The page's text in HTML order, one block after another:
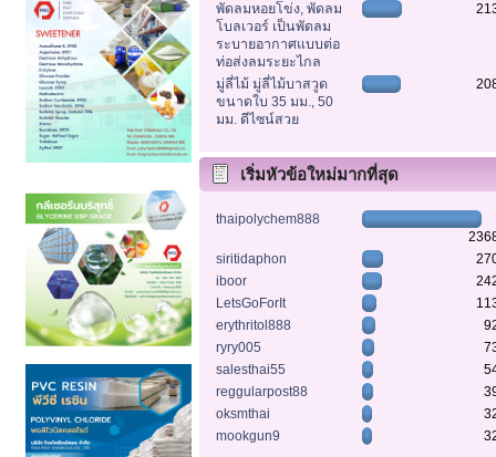
พัดลมหอยโข่ง, พัดลม
โบลเวอร์ เป็นพัดลม
ระบายอากาศแบบต่อ
ท่อส่งลมระยะไกล
มู่ลี่ไม้ มู่ลี่ไม้บาสวูด
ขนาดใบ 35 มม., 50
มม. ดีไซน์สวย
เริ่มหัวข้อใหม่มากที่สุด
thaipolychem888
siritidaphon
iboor
LetsGoForIt
erythritol888
ryry005
salesthai55
reggularpost88
oksmthai
mookgun9